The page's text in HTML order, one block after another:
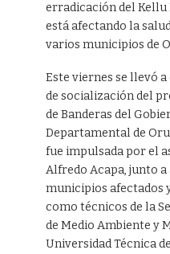
erradicación del Kellu
está afectando la
varios municipios de
Este viernes se llevó
de socialización del
de Banderas del
Departamental de
fue impulsada por el
Alfredo Acapa, junto
municipios afectados
como técnicos de la
de Medio Ambiente y
Universidad Técnica